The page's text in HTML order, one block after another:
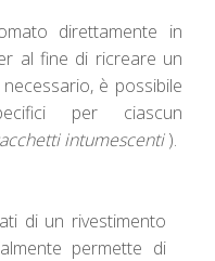
direttamente in
al fine di ricreare un
è possibile
per ciascun
intumescenti).
di un rivestimento
permette di